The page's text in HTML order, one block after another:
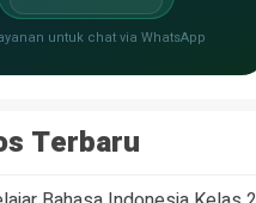
untuk chat via WhatsApp
Terbaru